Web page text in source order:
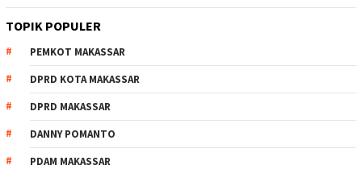
TOPIK POPULER
PEMKOT MAKASSAR
DPRD KOTA MAKASSAR
DPRD MAKASSAR
DANNY POMANTO
PDAM MAKASSAR